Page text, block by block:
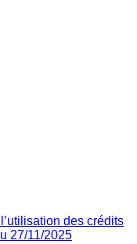
des crédits
27/11/2025